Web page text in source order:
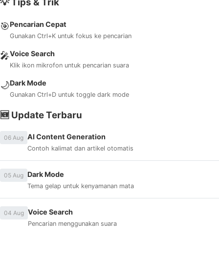
🎯Pencarian Cepat
Gunakan Ctrl+K untuk fokus ke pencarian
🎤Voice Search
Klik ikon mikrofon untuk pencarian suara
🌙Dark Mode
Gunakan Ctrl+D untuk toggle dark mode
🆕 Update Terbaru
06 Aug AI Content Generation
Contoh kalimat dan artikel otomatis
05 Aug Dark Mode
Tema gelap untuk kenyamanan mata
04 Aug Voice Search
Pencarian menggunakan suara